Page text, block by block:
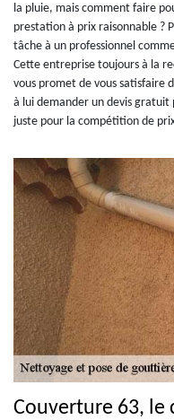
la pluie, mais comment faire
prestation à prix raisonnable ?
tâche à un professionnel
Cette entreprise toujours à la
vous promet de vous satisfaire
à lui demander un devis
juste pour la compétition de
Couverture 63, le